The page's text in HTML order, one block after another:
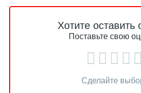
Хотите оставить
Поставьте свою
Сделайте